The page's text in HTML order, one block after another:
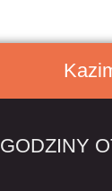
GODZINY